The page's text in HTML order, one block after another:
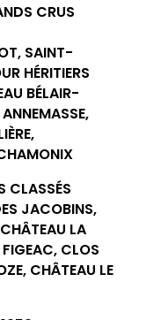
CRUS
SAINT-
HÉRITIERS
BÉLAIR-
CLASSÉS
JACOBINS,
LA
CLOS
CHÂTEAU LE